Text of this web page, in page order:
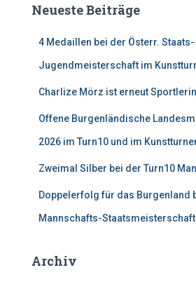
n
Neueste Beiträge
4 Medaillen bei der Österr. Staats-
Jugendmeisterschaft im
Charlize Mörz ist erneut
Offene Burgenländische
2026 im Turn10 und im
Zweimal Silber bei der Turn10
Doppelerfolg für das Burgenland
Mannschafts-
Archiv